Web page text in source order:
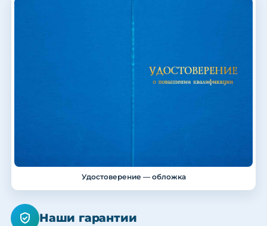
Удостоверение — обложка
Наши гарантии